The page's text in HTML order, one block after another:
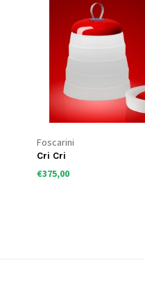
Foscarini
Cri Cri
€375,00